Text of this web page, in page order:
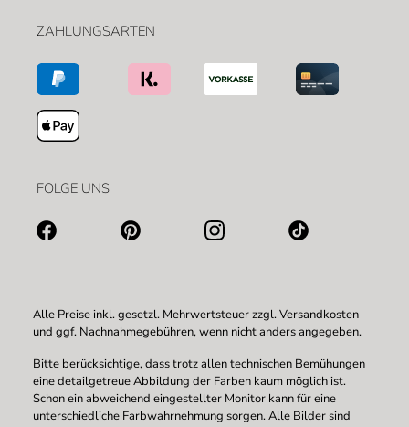
ZAHLUNGSARTEN
FOLGE UNS
Alle Preise inkl. gesetzl. Mehrwertsteuer zzgl.Versandkosten
und ggf. Nachnahmegebühren, wenn nicht anders angegeben.
Bitte berücksichtige, dass trotz allen technischen Bemühungen
eine detailgetreue Abbildung der Farben kaum möglich ist.
Schon ein abweichend eingestellter Monitor kann für eine
unterschiedliche Farbwahrnehmung sorgen. Alle Bilder sind